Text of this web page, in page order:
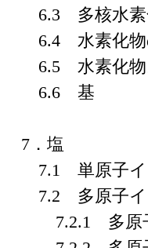
6.3 多核水素
6.4 水素化物
6.5 水素化物
6.6 基
7．塩
7.1 単原子イ
7.2 多原子イ
7.2.1 多原